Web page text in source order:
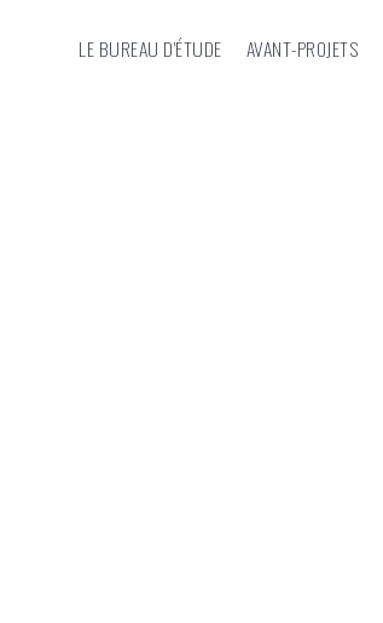
LE BUREAU D'ÉTUDE AVANT-PROJETS